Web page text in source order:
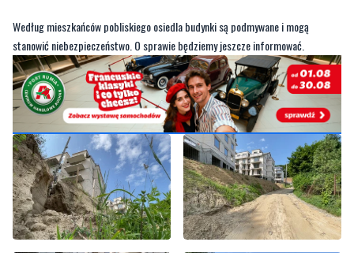
Według mieszkańców pobliskiego osiedla budynki są podmywane i mogą
stanowić niebezpieczeństwo. O sprawie będziemy jeszcze informować.